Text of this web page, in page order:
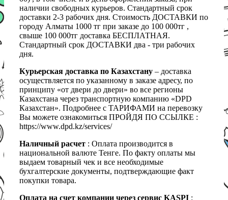
наличии свободных курьеров. Стандартный срок
доставки 2-3 рабочих дня. Стоимость ДОСТАВКИ по
городу Алматы 1000 тг при заказе до 100 000тг ,
свыше 100 000тг доставка БЕСПЛАТНАЯ.
Стандартный срок ДОСТАВКИ два - три рабочих
дня.
Курьерская доставка по Казахстану – доставка
осуществляется по указанному в заказе адресу, по
принципу «от двери до двери» во все регионы
Казахстана через транспортную компанию «DPD
Казахстан». Подробнее с ТАРИФАМИ на перевозку
Вы можете ознакомиться ПРОЙДЯ ПО ССЫЛКЕ :
https://www.dpd.kz/services/
Наличный расчет : Оплата производится в
национальной валюте Тенге. По факту оплаты мы
выдаем товарный чек и все необходимые
бухгалтерские документы, подтверждающие факт
покупки товара.
Оплата на счет компании через сервис KASPI :